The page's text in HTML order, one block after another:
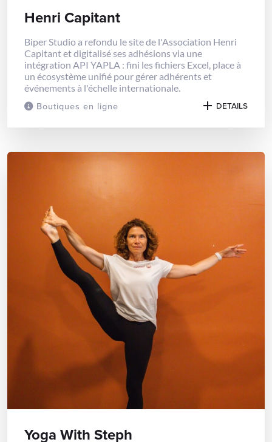
Boutiques en ligne
Henri Capitant
Biper Studio a refondu le site de l'Association Henri
Capitant et digitalisé ses adhésions via une
intégration API YAPLA : fini les fichiers Excel, place à
un écosystème unifié pour gérer adhérents et
événements à l'échelle internationale.
DETAILS
Yoga With Steph